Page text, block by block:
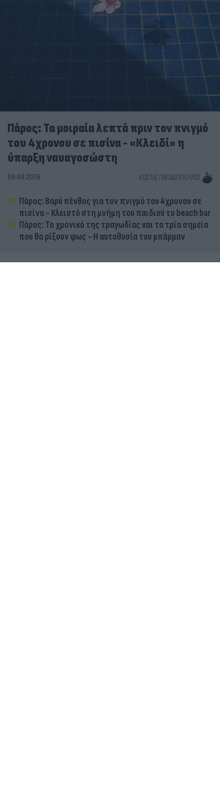
Πάρος: Τα μοιραία λεπτά πριν τον πνιγμό
του 4χρονου σε πισίνα - «Κλειδί» η
ύπαρξη ναυαγοσώστη
09.08.2026 ΚΏΣΤΑΣ ΠΑΠΑΔΌΠΟΥΛΟΣ
Πάρος: Βαρύ πένθος για τον πνιγμό του 4χρονου σε
πισίνα - Κλειστό στη μνήμη του παιδιού το beach bar
Πάρος: Το χρονικό της τραγωδίας και τα τρία σημεία
που θα ρίξουν φως - Η αυτοθυσία του μπάρμαν